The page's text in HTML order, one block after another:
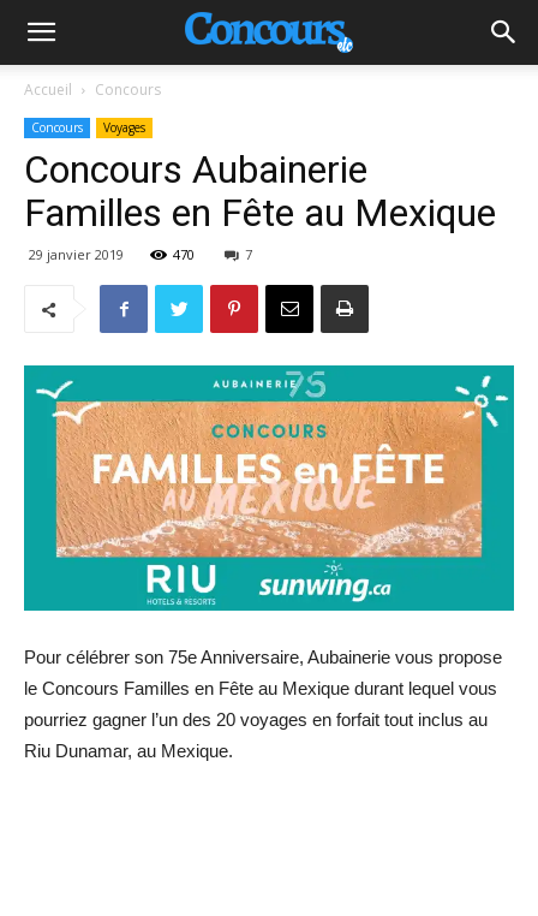
Accueil Concours
Concours Voyages
Concours Aubainerie
Familles en Fête au Mexique
29 janvier 2019 470 7
Pour célébrer son 75e Anniversaire, Aubainerie vous propose
le Concours Familles en Fête au Mexique durant lequel vous
pourriez gagner l’un des 20 voyages en forfait tout inclus au
Riu Dunamar, au Mexique.